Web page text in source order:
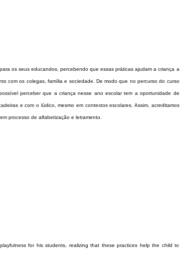
os seus educandos, percebendo que essas práticas ajudam a criança a
com os colegas, família e sociedade. De modo que no percurso do curso
perceber que a criança nesse ano escolar tem a oportunidade de
e com o lúdico, mesmo em contextos escolares. Assim, acreditamos
processo de alfabetização e letramento.
for his students, realizing that these practices help the child to